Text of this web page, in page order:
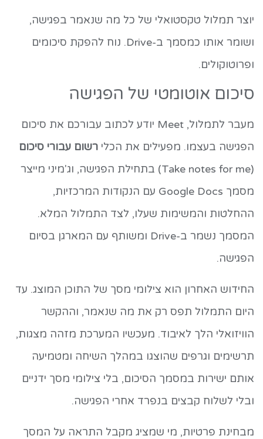
יוצר תמלול טקסטואלי של כל מה שנאמר בפגישה,
ושומר אותו כמסמך ב-Drive. נוח להפקת סיכומים
ופרוטוקולים.
סיכום אוטומטי של הפגישה
מעבר לתמלול, Meet יודע לכתוב עבורכם את סיכום
הפגישה בעצמו. מפעילים את הכלי רשום עבורי סיכום
(Take notes for me) בתחילת הפגישה, וג'מיני מייצר
מסמך Google Docs עם הנקודות המרכזיות,
ההחלטות והמשימות שעלו, לצד התמלול המלא.
המסמך נשמר ב-Drive ומשותף עם המארגן בסיום
הפגישה.
החידוש האחרון הוא צילומי מסך של התוכן המוצג. עד
היום התמלול תפס רק את מה שנאמר, וההקשר
הוויזואלי הלך לאיבוד. מעכשיו המערכת מזהה מצגות,
תרשימים וגרפים שהוצגו במהלך השיחה ומטמיעה
אותם ישירות במסמך הסיכום, בלי צילומי מסך ידניים
ובלי לשלוח קבצים בנפרד אחרי הפגישה.
מבחינת פרטיות, מי שמציג מקבל התראה על המסך